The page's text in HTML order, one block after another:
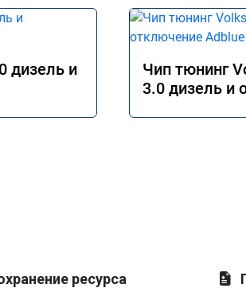
дизель и
Чип тюнинг
3.0 дизель и
ресурса